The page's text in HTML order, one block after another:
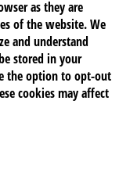
as they are
of the website. We
and understand
stored in your
the option to opt-out
cookies may affect